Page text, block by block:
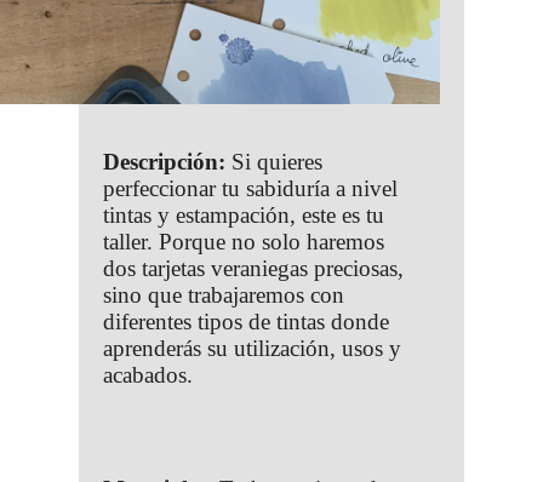
Descripción: Si quieres
perfeccionar tu sabiduría a nivel
tintas y estampación, este es tu
taller. Porque no solo haremos
dos tarjetas veraniegas preciosas,
sino que trabajaremos con
diferentes tipos de tintas donde
aprenderás su utilización, usos y
acabados.